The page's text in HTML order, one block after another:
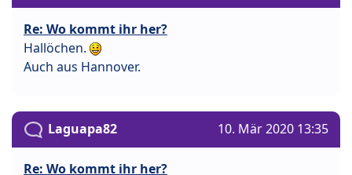
Re: Wo kommt ihr her?
Hallöchen.
Auch aus Hannover.
Laguapa82 10. Mär 2020 13:35
Re: Wo kommt ihr her?